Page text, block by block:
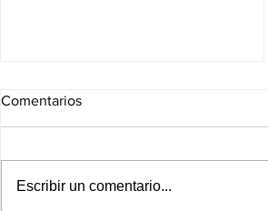
Comentarios
Escribir un comentario...